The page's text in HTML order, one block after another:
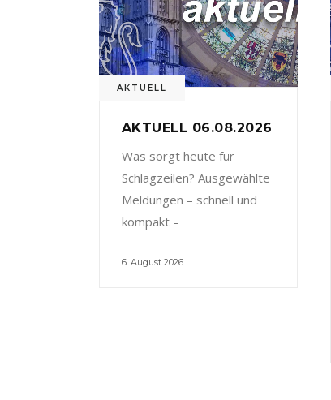
AKTUELL
AKTUELL 06.08.2026
Was sorgt heute für
Schlagzeilen? Ausgewählte
Meldungen – schnell und
kompakt –
6. August 2026